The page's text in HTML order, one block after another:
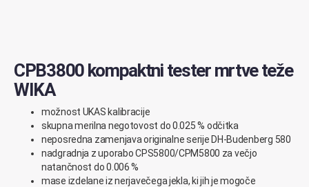
CPB3800 kompaktni tester mrtve teže
WIKA
možnost UKASkalibracije
skupnamerilna negotovost do0.025 % odčitka
neposredna zamenjavaoriginalneserijeDH-Budenberg 580
nadgradnja zuporaboCPS5800/CPM5800 za večjo
natančnost do0.006 %
mase izdelaneiz nerjavečegajekla,ki jihje mogoče